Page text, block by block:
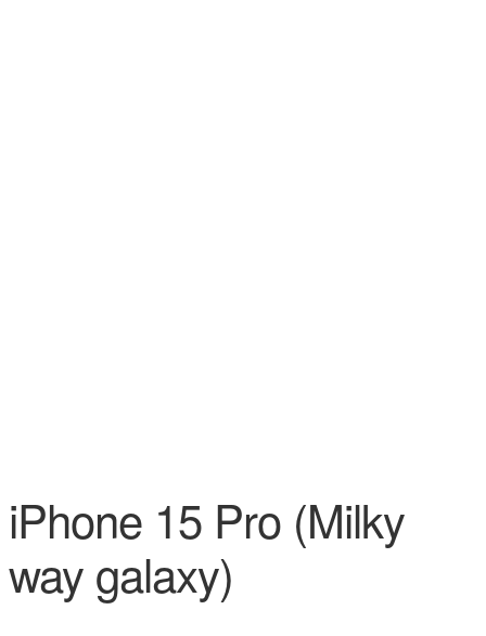
iPhone 15 Pro (Milky
way galaxy)